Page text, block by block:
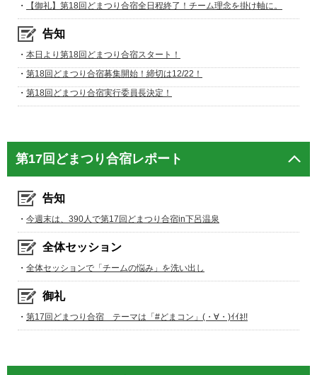
・ 【御礼】第18回どまつり合宿全日程終了！チーム理念を掛け軸に。
告知
・ 本日より第18回どまつり合宿スタート！
・ 第18回どまつり合宿募集開始！締切は12/22！
・ 第18回どまつり合宿実行委員長決定！
第17回どまつり合宿レポート
告知
・ 今週末は、390人で第17回どまつり合宿in下呂温泉
全体セッション
・ 全体セッションで「チームの悩み」を洗い出し
御礼
・ 第17回どまつり合宿 テーマは「#どまコン」(・∀・)ｲｲﾈ!!